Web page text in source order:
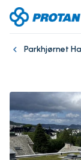
Parkhjørnet